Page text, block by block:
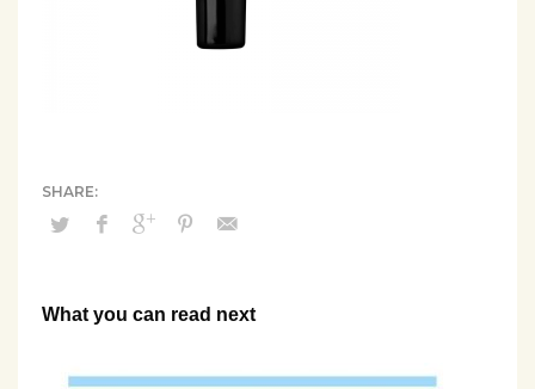
What you can read next